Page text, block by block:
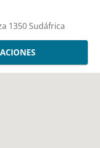
1350 Sudáfrica